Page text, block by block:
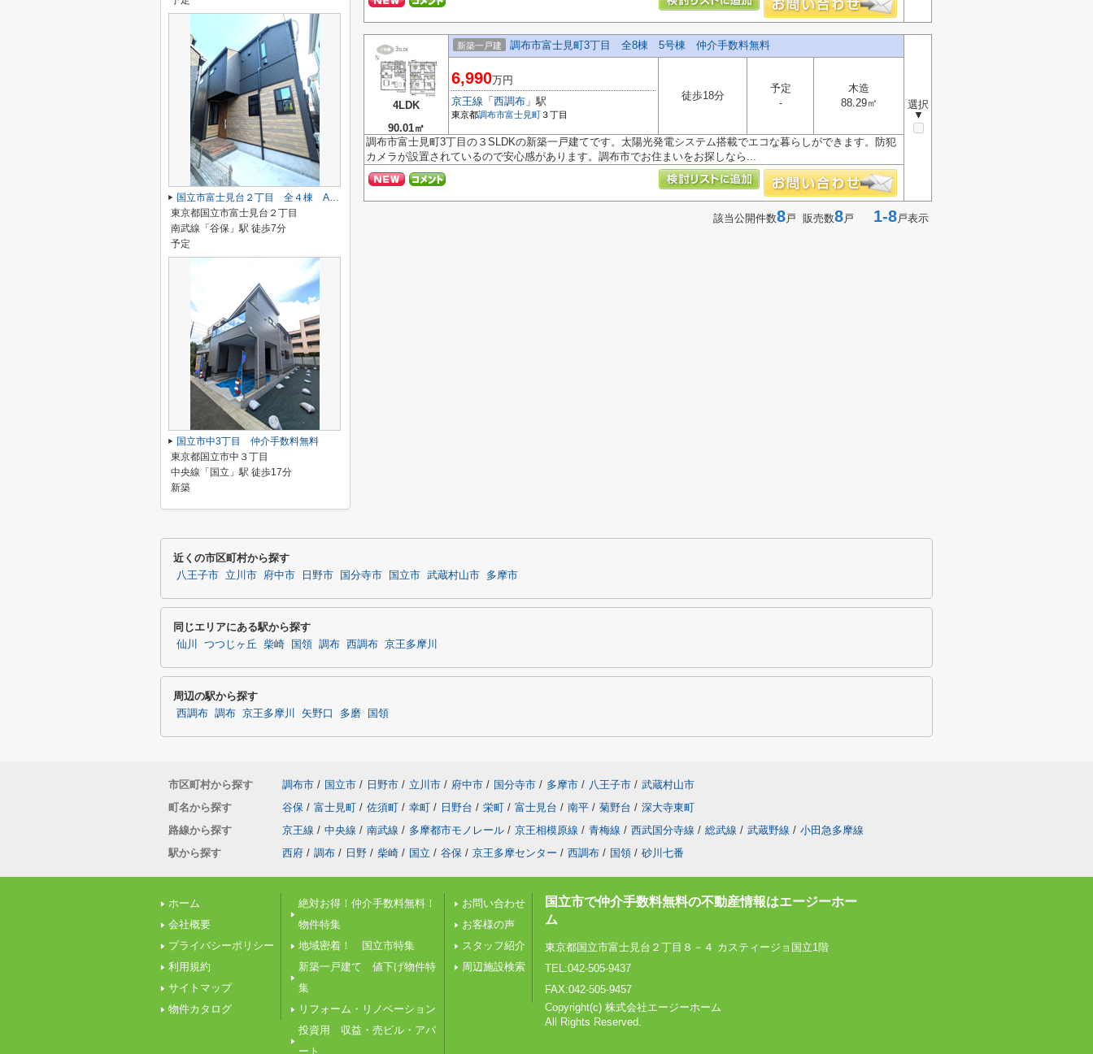
4LDK
90.01㎡
新築一戸建 調布市富士見町3丁目 全8棟 5号棟 仲介手数料無料
選択
▼
6,990万円
京王線 「 西調布 」駅
東京都調布市富士見町 ３丁目
徒歩18分
予定
-
木造
88.29㎡
調布市富士見町3丁目の３SLDKの新築一戸建てです。太陽光発電システム搭載でエコな暮らしができます。防犯
カメラが設置されているので安心感があります。調布市でお住まいをお探しなら...
該当公開件数8戸 販売数8戸 1-8戸表示
国立市富士見台２丁目 全４棟 A号棟 仲介手数料無料♪
東京都国立市富士見台２丁目
南武線「谷保」駅 徒歩7分
予定
国立市中3丁目 仲介手数料無料
東京都国立市中３丁目
中央線「国立」駅 徒歩17分
新築
近くの市区町村から探す
八王子市 立川市 府中市 日野市 国分寺市 国立市 武蔵村山市 多摩市
同じエリアにある駅から探す
仙川 つつじヶ丘 柴崎 国領 調布 西調布 京王多摩川
周辺の駅から探す
西調布 調布 京王多摩川 矢野口 多磨 国領
市区町村から探す 調布市 / 国立市 / 日野市 / 立川市 / 府中市 / 国分寺市 / 多摩市 / 八王子市 / 武蔵村山市
町名から探す
谷保 / 富士見町 / 佐須町 / 幸町 / 日野台 / 栄町 / 富士見台 / 南平 / 菊野台 / 深大寺東町
路線から探す
京王線 / 中央線 / 南武線 / 多摩都市モノレール / 京王相模原線 / 青梅線 / 西武国分寺線 / 総武線 / 武蔵野線 / 小田急多摩線
駅から探す
西府 / 調布 / 日野 / 柴崎 / 国立 / 谷保 / 京王多摩センター / 西調布 / 国領 / 砂川七番
ホーム
会社概要
プライバシーポリシー
利用規約
サイトマップ
物件カタログ
絶対お得！仲介手数料無料！
物件特集
地域密着！ 国立市特集
新築一戸建て 値下げ物件特
集
リフォーム・リノベーション
投資用 収益・売ビル・アパ
ート
お問い合わせ
お客様の声
スタッフ紹介
周辺施設検索
国立市で仲介手数料無料の不動産情報はエージーホー
ム
東京都国立市富士見台２丁目８－４ カスティージョ国立1階
TEL:042-505-9437
FAX:042-505-9457
Copyright(c) 株式会社エージーホーム
All Rights Reserved.